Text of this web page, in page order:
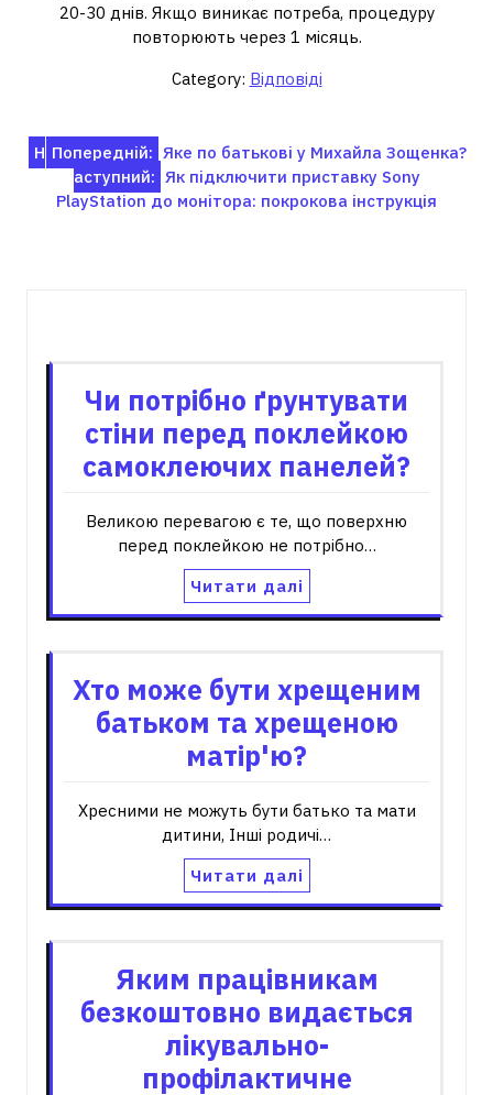
20-30 днів. Якщо виникає потреба, процедуру
повторюють через 1 місяць.
Category: Відповіді
Навігація
записів
Попередній: Яке по батькові у Михайла Зощенка?
Н
аступний: Як підключити приставку Sony
PlayStation до монітора: покрокова інструкція
Чи потрібно ґрунтувати
стіни перед поклейкою
самоклеючих панелей?
Великою перевагою є те, що поверхню
перед поклейкою не потрібно…
Читати далі
Хто може бути хрещеним
батьком та хрещеною
матір'ю?
Хресними не можуть бути батько та мати
дитини, Інші родичі…
Читати далі
Яким працівникам
безкоштовно видається
лікувально-
профілактичне